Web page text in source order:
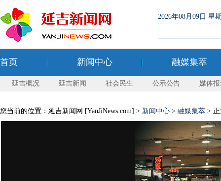
2026年08月09日 星
首页 新闻中心 融媒集萃
延吉概况 延吉新闻 社会民生 公示公告 媒体
您当前的位置：延吉新闻网 [YanJiNews.com] > 新闻中心 > 融媒集萃 >